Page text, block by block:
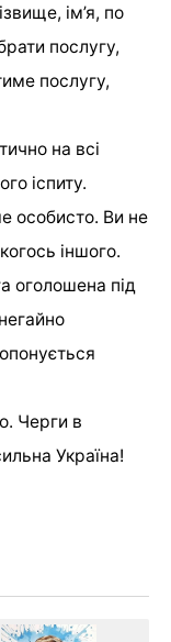
ім’я, по
послугу,
послугу,
на всі
іспиту.
особисто. Ви не
іншого.
оголошена під
Черги в
Україна!